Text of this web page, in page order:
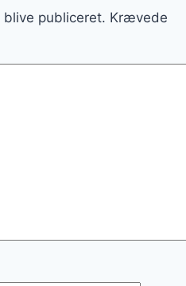
publiceret. Krævede